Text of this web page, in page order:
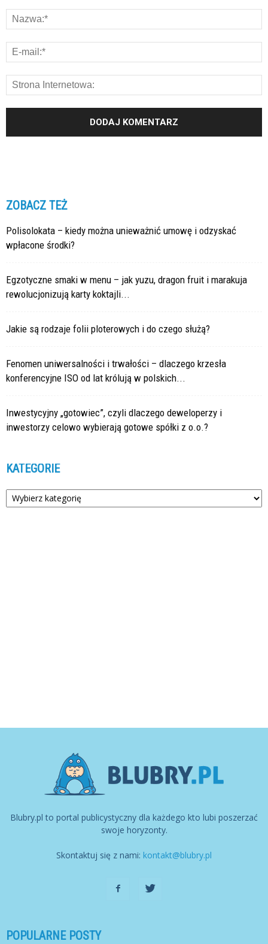
ZOBACZ TEŻ
Polisolokata – kiedy można unieważnić umowę i odzyskać
wpłacone środki?
Egzotyczne smaki w menu – jak yuzu, dragon fruit i marakuja
rewolucjonizują karty koktajli...
Jakie są rodzaje folii ploterowych i do czego służą?
Fenomen uniwersalności i trwałości – dlaczego krzesła
konferencyjne ISO od lat królują w polskich...
Inwestycyjny „gotowiec”, czyli dlaczego deweloperzy i
inwestorzy celowo wybierają gotowe spółki z o.o.?
KATEGORIE
Kategorie
Blubry.pl to portal publicystyczny dla każdego kto lubi poszerzać
swoje horyzonty.
Skontaktuj się z nami: kontakt@blubry.pl
POPULARNE POSTY